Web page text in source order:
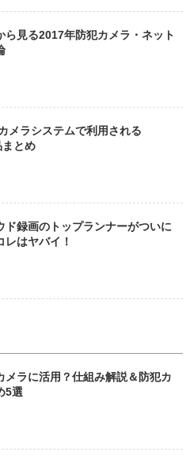
ら見る2017年防犯カメラ・ネット
メラシステムで利用される
まとめ
ド録画のトップランナーがついに
レはヤバイ！
メラに活用？仕組み解説＆防犯カ
5選